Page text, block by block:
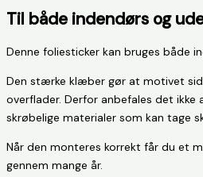
Til både indendørs og
Denne foliesticker kan bruges både
Den stærke klæber gør at motivet
overflader. Derfor anbefales det ikke
skrøbelige materialer som kan tage
Når den monteres korrekt får du et
gennem mange år.